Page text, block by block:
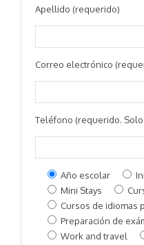
Apellido (requerido)
Correo electrónico
Teléfono (requerido. Solo
Año escolar
Mini Stays
Cursos de idiomas
Preparación de
Work and travel